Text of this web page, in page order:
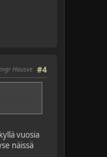
#4
Hausve
vuosia
näissä